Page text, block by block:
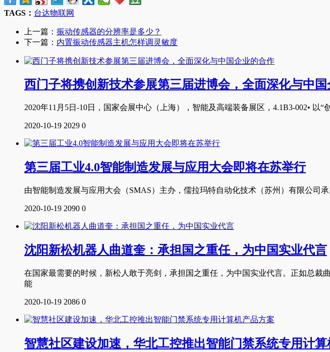
TAGS： 台达物联网
上一篇： 振动传感器的分辨率是多少？
下一篇： 内置振动传感器主机怎样调灵敏度
西门子将携创新技术参展第三届进博会，全面深化与中
2020年11月5日-10日，国家会展中心（上海），智能及高端装备展区，4.1B3-002• 以
2020-10-19 2029 0
第三届工业4.0智能制造发展与应用大会即将在苏举行
由智能制造发展与应用大会（SMAS）主办，儒拉玛特自动化技术（苏州）有限公
2020-10-19 2090 0
沈阳新松机器人曲道奎：承担国之重任，为中国实业代言
在国家最需要的时候，新松人敢于亮剑，承担国之重任，为中国实业代言。正如总
能
2020-10-19 2086 0
智慧社区建设加速，华北工控推出智能门禁系统专用计